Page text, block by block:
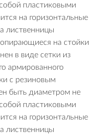
пластиковыми
на горизонтальные
лиственницы
на стойки
в виде сетки из
армированного
с резиновым
быть диаметром не
пластиковыми
на горизонтальные
лиственницы